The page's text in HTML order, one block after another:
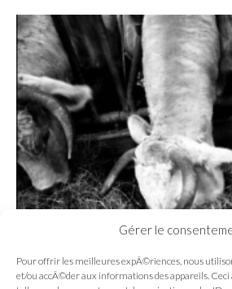
Gérer le
Pour offrir les meilleures expÃ©riences, nous
et/ou accÃ©der aux informations des appareils.